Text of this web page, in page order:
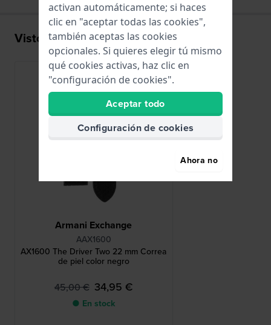
Visto recientemente
Armani Exchange
AAX1600
AX1600 The Driver Two 22 mm Correa
de piel color negro
45,00 € 34,95 €
● En stock
activan automáticamente; si haces
clic en "aceptar todas las cookies",
también aceptas las cookies
opcionales. Si quieres elegir tú mismo
qué cookies activas, haz clic en
"configuración de cookies".
Aceptar todo
Configuración de cookies
Ahora no